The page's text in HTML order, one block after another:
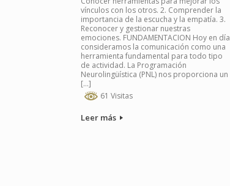
vínculos con los otros. 2. Comprender la
importancia de la escucha y la empatía. 3.
Reconocer y gestionar nuestras
emociones. FUNDAMENTACION Hoy en día
consideramos la comunicación como una
herramienta fundamental para todo tipo
de actividad. La Programación
Neurolingüística (PNL) nos proporciona un
[…]
61 Visitas
Leer más